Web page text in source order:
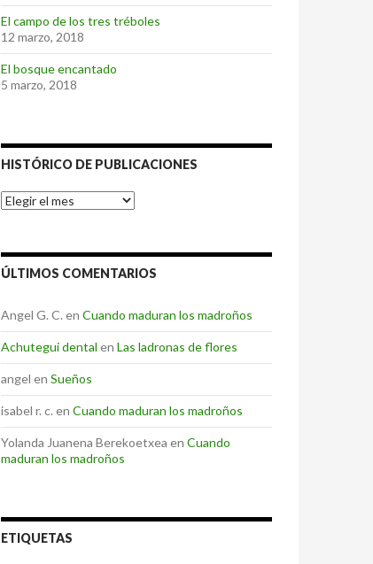
El campo de los tres tréboles
12 marzo, 2018
El bosque encantado
5 marzo, 2018
HISTÓRICO DE PUBLICACIONES
Histórico
de
ÚLTIMOS COMENTARIOS
Angel G. C. en Cuando maduran los madroños
Achutegui dental en Las ladronas de flores
angel en Sueños
isabel r. c. en Cuando maduran los madroños
Yolanda Juanena Berekoetxea en Cuando
maduran los madroños
ETIQUETAS